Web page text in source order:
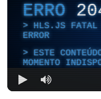
ERRO
HLS.JS FATAL
ERROR
ESTE
MOMENTO